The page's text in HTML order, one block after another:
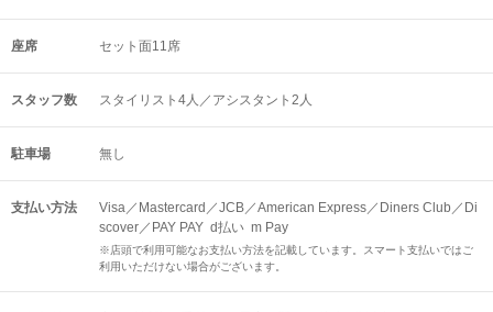
座席 セット面11席
スタッフ数 スタイリスト4人／アシスタント2人
駐車場 無し
支払い方法
Visa／Mastercard／JCB／American Express／Diners Club／Di
scover／PAY PAY d払い m Pay
※店頭で利用可能なお支払い方法を記載しています。スマート支払いではご
利用いただけない場合がございます。